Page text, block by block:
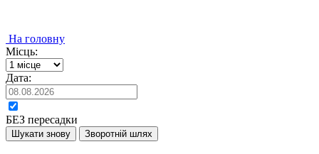
На головну
Місць:
Дата:
БЕЗ пересадки
Шукати знову Зворотній шлях